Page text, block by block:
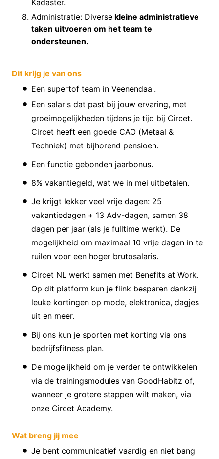
Kadaster.
Administratie: Diverse kleine administratieve
taken uitvoeren om het team te
ondersteunen.
Dit krijg je van ons
Een supertof team in Veenendaal.
Een salaris dat past bij jouw ervaring, met
groeimogelijkheden tijdens je tijd bij Circet.
Circet heeft een goede CAO (Metaal &
Techniek) met bijhorend pensioen.
Een functie gebonden jaarbonus.
8% vakantiegeld, wat we in mei uitbetalen.
Je krijgt lekker veel vrije dagen: 25
vakantiedagen + 13 Adv-dagen, samen 38
dagen per jaar (als je fulltime werkt). De
mogelijkheid om maximaal 10 vrije dagen in te
ruilen voor een hoger brutosalaris.
Circet NL werkt samen met Benefits at Work.
Op dit platform kun je flink besparen dankzij
leuke kortingen op mode, elektronica, dagjes
uit en meer.
Bij ons kun je sporten met korting via ons
bedrijfsfitness plan.
De mogelijkheid om je verder te ontwikkelen
via de trainingsmodules van GoodHabitz of,
wanneer je grotere stappen wilt maken, via
onze Circet Academy.
Wat breng jij mee
Je bent communicatief vaardig en niet bang